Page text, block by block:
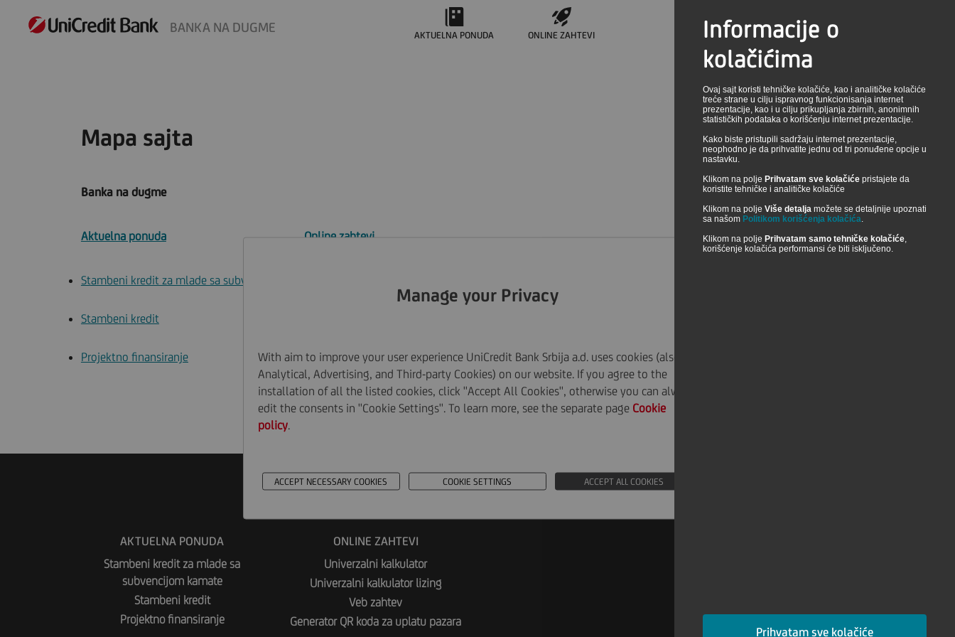
BANKA NA DUGME
AKTUELNA PONUDA ONLINE ZAHTEVI
KONTAKTI
Mapa sajta
Banka na dugme
Aktuelna ponuda
Stambeni kredit za mlade sa subvencij...
Stambeni kredit
Projektno finansiranje
Online zahtevi
Veb zahtev
Generator QR koda za uplatu pazara
POVEZANE STRANICE
AKTUELNA PONUDA
Stambeni kredit za mlade sa
subvencijom kamate
Stambeni kredit
Projektno finansiranje
ONLINE ZAHTEVI
Univerzalni kalkulator
Univerzalni kalkulator lizing
Veb zahtev
Generator QR koda za uplatu pazara
Informacije o
kolačićima
Ovaj sajt koristi tehničke kolačiće, kao i analitičke kolačiće
treće strane u cilju ispravnog funkcionisanja internet
prezentacije, kao i u cilju prikupljanja zbirnih, anonimnih
statističkih podataka o korišćenju internet prezentacije.
Kako biste pristupili sadržaju internet prezentacije,
neophodno je da prihvatite jednu od tri ponuđene opcije u
nastavku.
Klikom na polje Prihvatam sve kolačiće pristajete da
koristite tehničke i analitičke kolačiće
Klikom na polje Više detalja možete se detaljnije upoznati
sa našom Politikom korišćenja kolačića.
Klikom na polje Prihvatam samo tehničke kolačiće,
korišćenje kolačića performansi će biti isključeno.
Prihvatam sve kolačiće
Manage your Privacy
With aim to improve your user experience UniCredit Bank Srbija a.d. uses cookies (also
Analytical, Advertising, and Third-party Cookies) on our website. If you agree to the
installation of all the listed cookies, click ''Accept All Cookies'', otherwise you can always
edit the consents in ''Cookie Settings''. To learn more, see the separate page Cookie
policy.
ACCEPT NECESSARY COOKIES COOKIE SETTINGS ACCEPT ALL COOKIES